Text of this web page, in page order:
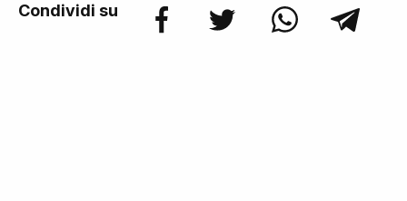
Condividi su